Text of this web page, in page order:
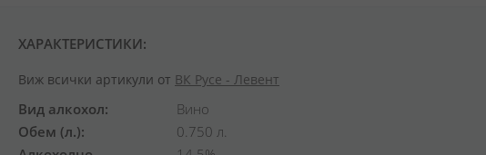
ХАРАКТЕРИСТИКИ:
Виж всички артикули от ВК Русе - Левент
Вид алкохол
Вино
Обем (л.)
0.750 л.